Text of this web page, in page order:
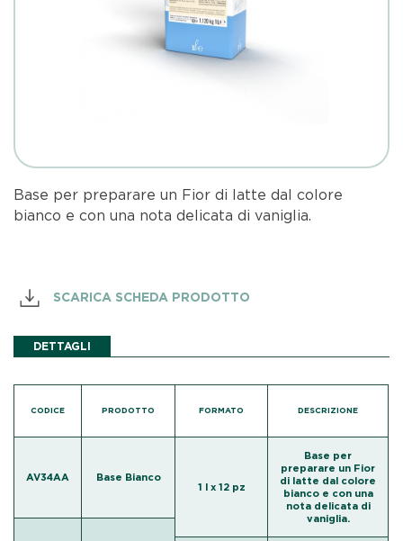
Base per preparare un Fior di latte dal colore
bianco e con una nota delicata di vaniglia.
SCARICA SCHEDA PRODOTTO
DETTAGLI
CODICE PRODOTTO
AV34AA Base Bianco
FORMATO DESCRIZIONE
1 l x 12 pz
Base per
preparare un Fior
di latte dal colore
bianco e con una
nota delicata di
vaniglia.